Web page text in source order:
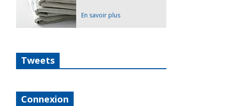
En savoir plus
Tweets
Connexion